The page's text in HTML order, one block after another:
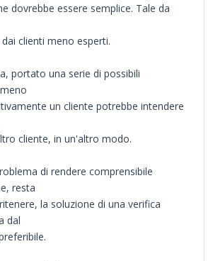
dovrebbe essere semplice. Tale da
clienti meno esperti.
portato una serie di possibili
un cliente potrebbe intendere
cliente, in un'altro modo.
di rendere comprensibile
resta
la soluzione di una verifica
dal